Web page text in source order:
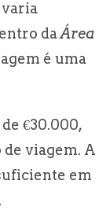
daÁrea
é uma
€30.000,
viagem. A
em